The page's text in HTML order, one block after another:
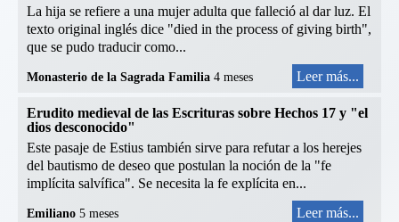
La hija se refiere a una mujer adulta que falleció al dar luz. El
texto original inglés dice "died in the process of giving birth",
que se pudo traducir como...
Monasterio de la Sagrada Familia 4 meses Leer más...
Erudito medieval de las Escrituras sobre Hechos 17 y "el
dios desconocido"
Este pasaje de Estius también sirve para refutar a los herejes
del bautismo de deseo que postulan la noción de la "fe
implícita salvífica". Se necesita la fe explícita en...
Emiliano 5 meses Leer más...